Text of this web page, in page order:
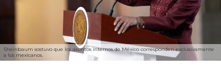
Sheinbaum sostuvo que los asuntos internos de México corresponden exclusivamente
a los mexicanos.